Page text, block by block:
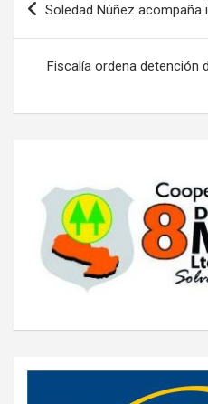
Soledad Núñez acompaña
Fiscalía ordena detención